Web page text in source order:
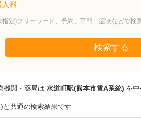
人科
指定)フリーワード、予約、専門、症状などで検
検索する
機関・薬局は 水道町駅(熊本市電A系統) を
と共通の検索結果です